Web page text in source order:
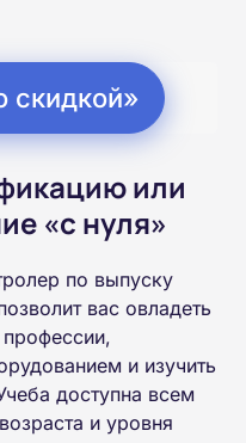
скидкой»
или
«с нуля»
по выпуску
вас овладеть
и изучить
доступна всем
и уровня